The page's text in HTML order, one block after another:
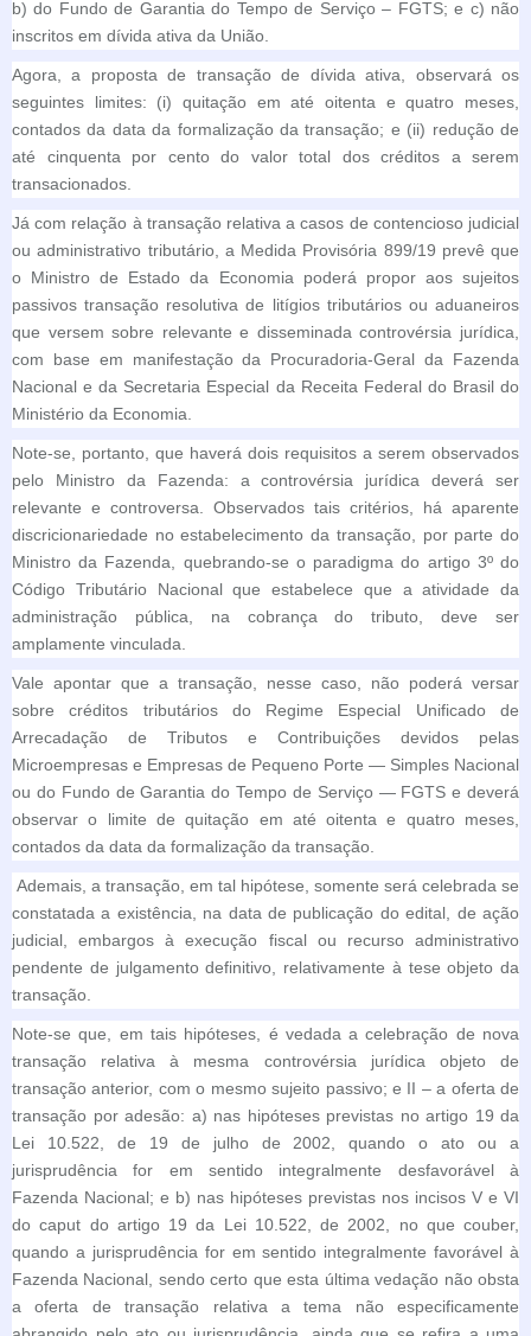
b) do Fundo de Garantia do Tempo de Serviço – FGTS; e c) não
inscritos em dívida ativa da União.
Agora, a proposta de transação de dívida ativa, observará os
seguintes limites: (i) quitação em até oitenta e quatro meses,
contados da data da formalização da transação; e (ii) redução de
até cinquenta por cento do valor total dos créditos a serem
transacionados.
Já com relação à transação relativa a casos de contencioso judicial
ou administrativo tributário, a Medida Provisória 899/19 prevê que
o Ministro de Estado da Economia poderá propor aos sujeitos
passivos transação resolutiva de litígios tributários ou aduaneiros
que versem sobre relevante e disseminada controvérsia jurídica,
com base em manifestação da Procuradoria-Geral da Fazenda
Nacional e da Secretaria Especial da Receita Federal do Brasil do
Ministério da Economia.
Note-se, portanto, que haverá dois requisitos a serem observados
pelo Ministro da Fazenda: a controvérsia jurídica deverá ser
relevante e controversa. Observados tais critérios, há aparente
discricionariedade no estabelecimento da transação, por parte do
Ministro da Fazenda, quebrando-se o paradigma do artigo 3º do
Código Tributário Nacional que estabelece que a atividade da
administração pública, na cobrança do tributo, deve ser
amplamente vinculada.
Vale apontar que a transação, nesse caso, não poderá versar
sobre créditos tributários do Regime Especial Unificado de
Arrecadação de Tributos e Contribuições devidos pelas
Microempresas e Empresas de Pequeno Porte — Simples Nacional
ou do Fundo de Garantia do Tempo de Serviço — FGTS e deverá
observar o limite de quitação em até oitenta e quatro meses,
contados da data da formalização da transação.
Ademais, a transação, em tal hipótese, somente será celebrada se
constatada a existência, na data de publicação do edital, de ação
judicial, embargos à execução fiscal ou recurso administrativo
pendente de julgamento definitivo, relativamente à tese objeto da
transação.
Note-se que, em tais hipóteses, é vedada a celebração de nova
transação relativa à mesma controvérsia jurídica objeto de
transação anterior, com o mesmo sujeito passivo; e II – a oferta de
transação por adesão: a) nas hipóteses previstas no artigo 19 da
Lei 10.522, de 19 de julho de 2002, quando o ato ou a
jurisprudência for em sentido integralmente desfavorável à
Fazenda Nacional; e b) nas hipóteses previstas nos incisos V e VI
do caput do artigo 19 da Lei 10.522, de 2002, no que couber,
quando a jurisprudência for em sentido integralmente favorável à
Fazenda Nacional, sendo certo que esta última vedação não obsta
a oferta de transação relativa a tema não especificamente